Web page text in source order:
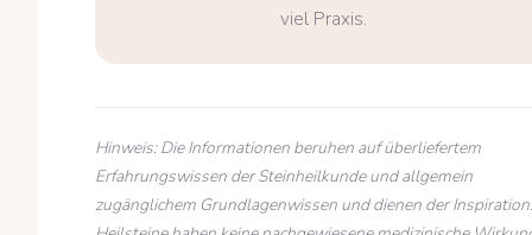
viel Praxis.
Hinweis: Die Informationen beruhen auf überliefertem
Erfahrungswissen der Steinheilkunde und allgemein
zugänglichem Grundlagenwissen und dienen der Inspiration.